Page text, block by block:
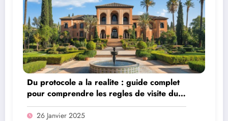
Du protocole a la realite : guide complet
pour comprendre les regles de visite du
palais royal au Maroc
26 Janvier 2025